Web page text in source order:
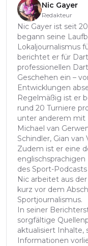
Nic Gayer
Redakteur
Nic Gayer ist seit
begann seine
Lokaljournalismus
berichtet er für
professionellen
Geschehen ein –
Entwicklungen
Regelmäßig ist er
rund 20 Turniere
unter anderem mit
Michael van
Schindler, Gian van
Zudem ist er eine
des Sport-
Nic arbeitet aus
kurz vor dem
Sportjournalismus.
In seiner
sorgfältige
aktualisiert Inhalte,
Informationen